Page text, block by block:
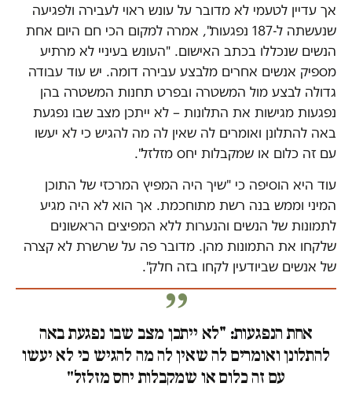
אך עדיין לטעמי לא מדובר על עונש ראוי לעבירה ולפגיעה
שנעשתה ל-187 נפגעות", אמרה למקום הכי חם היום אחת
הנשים שנכללו בכתב האישום. "העונש בעיניי לא מרתיע
מספיק אנשים אחרים מלבצע עבירה דומה. יש עוד עבודה
גדולה לבצע מול המשטרה ובפרט תחנות המשטרה בהן
נפגעות מגישות את התלונות – לא ייתכן מצב שבו נפגעת
באה להתלונן ואומרים לה שאין לה מה להגיש כי לא יעשו
עם זה כלום או שמקבלות יחס מזלזל".
עוד היא הוסיפה כי "שיך היה המפיץ המרכזי של התוכן
המיני וממש בנה רשת מתוחכמת. אך הוא לא היה מגיע
לתמונות של הנשים והנערות ללא המפיצים הראשונים
שלקחו את התמונות מהן. מדובר פה על שרשרת לא קצרה
של אנשים שביודעין לקחו בזה חלק".
אחת הנפגעות: "לא ייתכן מצב שבו נפגעת באה
להתלונן ואומרים לה שאין לה מה להגיש כי לא יעשו
עם זה כלום או שמקבלות יחס מזלזל"